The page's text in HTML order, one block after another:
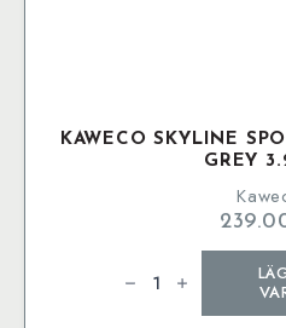
KAWECO SKYLINE
GREY
SKYLINE
SPORT